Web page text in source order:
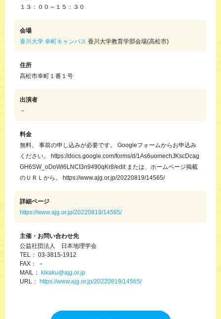
１３：００～１５：３０
会場
香川大学 幸町キャンパス 香川大学教育学部会場(高松市)
住所
高松市幸町１番１号
出演者
－
料金
無料。 事前の申し込みが必要です。 Googleフォームからお申込み
ください。 https://docs.google.com/forms/d/1As6uomechJKscDcag
GH6SW_oDoWi6LNCI3n9490qKr8/edit または、ホームページ掲載
のＵＲＬから。 https://www.ajg.or.jp/20220819/14565/
詳細ページ
https://www.ajg.or.jp/20220819/14565/
主催・お問い合わせ先
公益社団法人 日本地理学会
TEL： 03-3815-1912
FAX： －
MAIL： kikaku@ajg.or.jp
URL： https://www.ajg.or.jp/20220819/14565/